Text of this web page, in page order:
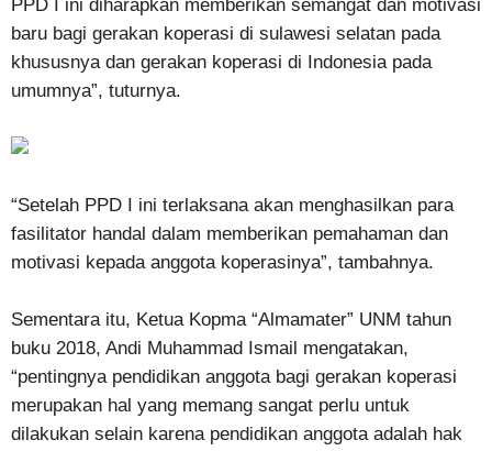
PPD I ini diharapkan memberikan semangat dan motivasi
baru bagi gerakan koperasi di sulawesi selatan pada
khususnya dan gerakan koperasi di Indonesia pada
umumnya”, tuturnya.
“Setelah PPD I ini terlaksana akan menghasilkan para
fasilitator handal dalam memberikan pemahaman dan
motivasi kepada anggota koperasinya”, tambahnya.
Sementara itu, Ketua Kopma “Almamater” UNM tahun
buku 2018, Andi Muhammad Ismail mengatakan,
“pentingnya pendidikan anggota bagi gerakan koperasi
merupakan hal yang memang sangat perlu untuk
dilakukan selain karena pendidikan anggota adalah hak